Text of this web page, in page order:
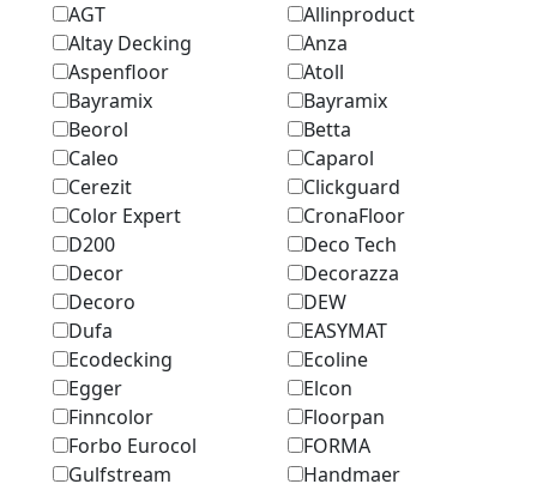
AGT
Allinproduct
Altay Decking
Anza
Aspenfloor
Atoll
Bayramix
Bayramix
Beorol
Betta
Caleo
Caparol
Cerezit
Clickguard
Color Expert
CronaFloor
D200
Deco Tech
Decor
Decorazza
Decoro
DEW
Dufa
EASYMAT
Ecodecking
Ecoline
Egger
Elcon
Finncolor
Floorpan
Forbo Eurocol
FORMA
Gulfstream
Handmaer